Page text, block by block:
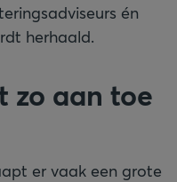
én
herhaald.
zo aan toe
er vaak een grote